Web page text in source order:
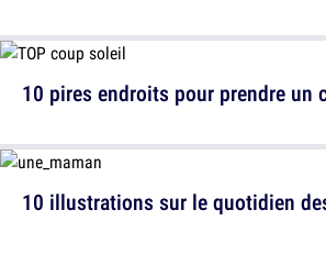
10 pires endroits pour prendre un
10 illustrations sur le quotidien